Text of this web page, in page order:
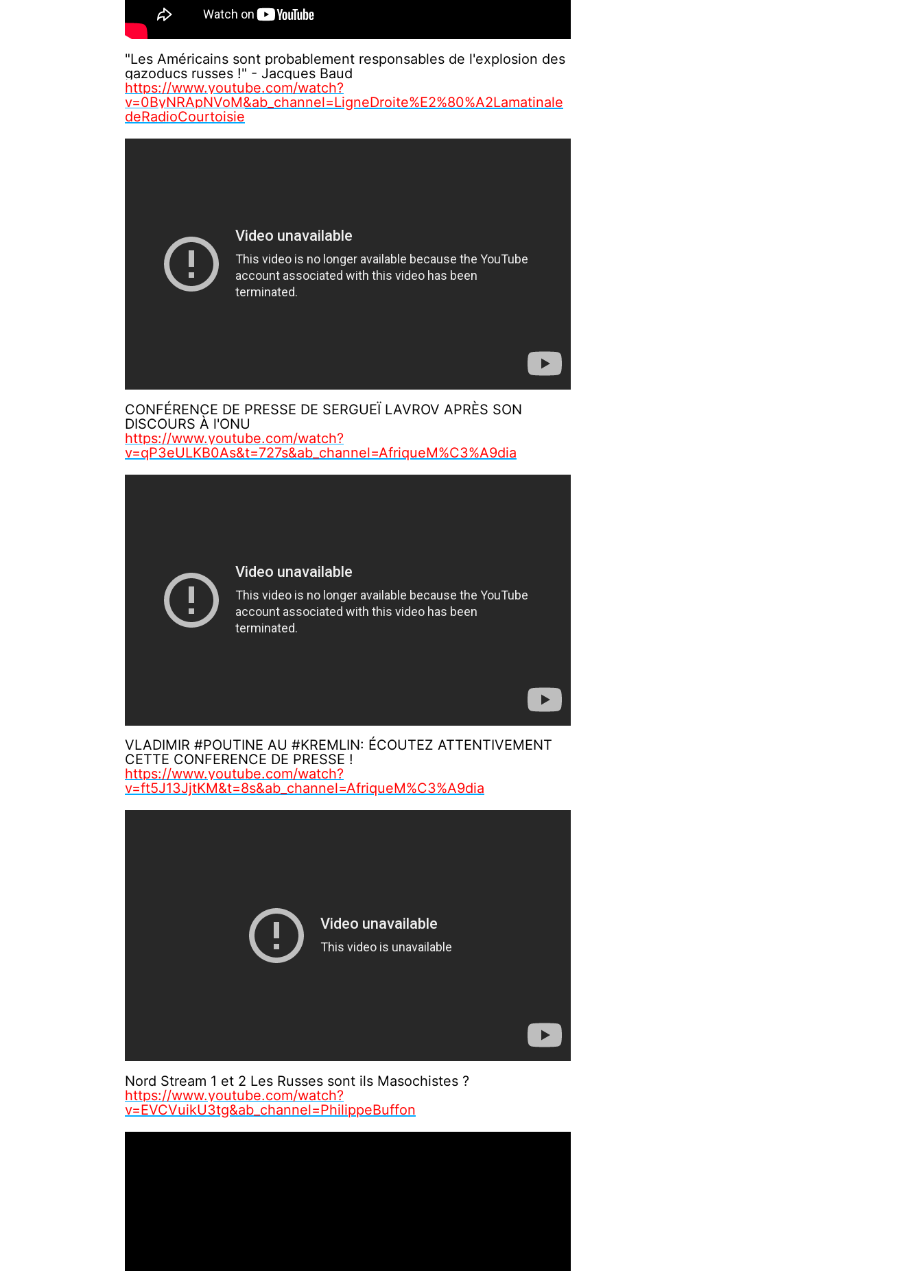
"Les Américains sont probablement responsables de l'explosion des
gazoducs russes !" - Jacques Baud
https://www.youtube.com/watch?
v=0ByNRApNVoM&ab_channel=LigneDroite%E2%80%A2Lamatinale
deRadioCourtoisie
CONFÉRENCE DE PRESSE DE SERGUEÏ LAVROV APRÈS SON
DISCOURS À l'ONU
https://www.youtube.com/watch?
v=qP3eULKB0As&t=727s&ab_channel=AfriqueM%C3%A9dia
VLADIMIR #POUTINE AU #KREMLIN: ÉCOUTEZ ATTENTIVEMENT
CETTE CONFERENCE DE PRESSE !
https://www.youtube.com/watch?
v=ft5J13JjtKM&t=8s&ab_channel=AfriqueM%C3%A9dia
Nord Stream 1 et 2 Les Russes sont ils Masochistes ?
https://www.youtube.com/watch?
v=EVCVuikU3tg&ab_channel=PhilippeBuffon